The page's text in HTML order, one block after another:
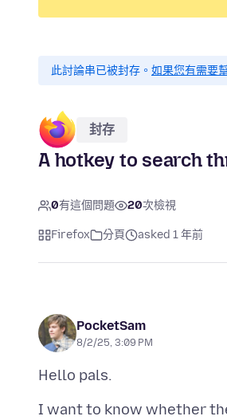
此討論串已被封存。 如果您有需要
封存
A hotkey to search
0有這個問題 20次檢視
Firefox 分頁 asked 1 年前
PocketSam
8/2/25, 3:09 PM
I want to know whether